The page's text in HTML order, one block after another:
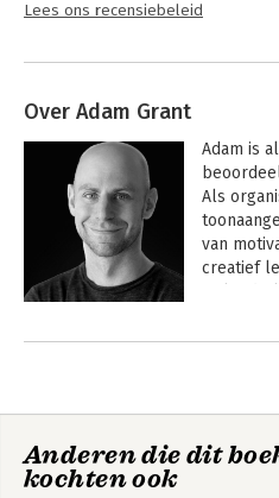
Lees ons recensiebeleid
Over Adam Grant
Adam is
Als
van
creatief
40. Adam
podcasts
en zijn
Andere boeken
Anderen die dit
kochten ook